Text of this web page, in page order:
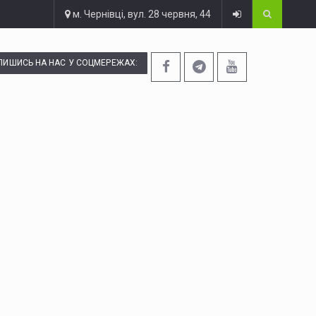
м. Чернівці, вул. 28 червня, 44
НА НАС У СОЦМЕРЕЖАХ: